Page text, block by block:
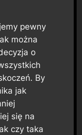
pewny
można
o
By
jak
się na
czy taka